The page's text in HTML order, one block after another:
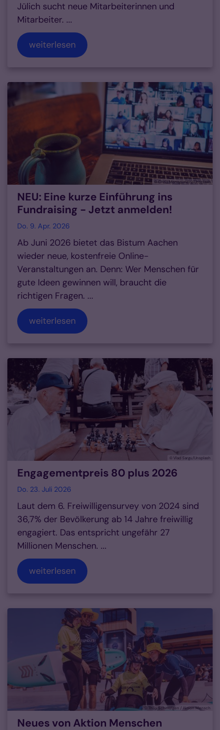
Jülich sucht neue Mitarbeiterinnen und
Mitarbeiter. ...
weiterlesen
© Chris Montgomery/Unsplash
NEU: Eine kurze Einführung ins
Fundraising - Jetzt anmelden!
Do. 9. Apr. 2026
Ab Juni 2026 bietet das Bistum Aachen
wieder neue, kostenfreie Online-
Veranstaltungen an. Denn: Wer Menschen für
gute Ideen gewinnen will, braucht die
richtigen Fragen. ...
weiterlesen
© Vlad Sargu/Unsplash
Engagementpreis 80 plus 2026
Do. 23. Juli 2026
Laut dem 6. Freiwilligensurvey von 2024 sind
36,7% der Bevölkerung ab 14 Jahre freiwillig
engagiert. Das entspricht ungefähr 27
Millionen Menschen. ...
weiterlesen
© Thilo Schmülgen / Aktion Mensch
Neues von Aktion Menschen